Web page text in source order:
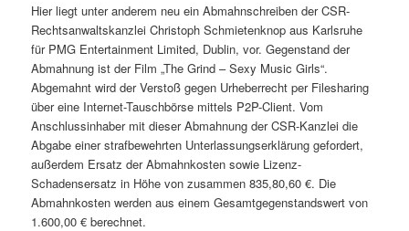
Hier liegt unter anderem neu ein Abmahnschreiben der CSR-
Rechtsanwaltskanzlei Christoph Schmietenknop aus Karlsruhe
für PMG Entertainment Limited, Dublin, vor. Gegenstand der
Abmahnung ist der Film „The Grind – Sexy Music Girls“.
Abgemahnt wird der Verstoß gegen Urheberrecht per Filesharing
über eine Internet-Tauschbörse mittels P2P-Client. Vom
Anschlussinhaber mit dieser Abmahnung der CSR-Kanzlei die
Abgabe einer strafbewehrten Unterlassungserklärung gefordert,
außerdem Ersatz der Abmahnkosten sowie Lizenz-
Schadensersatz in Höhe von zusammen 835,80,60 €. Die
Abmahnkosten werden aus einem Gesamtgegenstandswert von
1.600,00 € berechnet.